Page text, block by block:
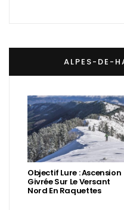
ALPES-DE-
Objectif Lure : Ascension
Givrée Sur Le Versant
Nord En Raquettes